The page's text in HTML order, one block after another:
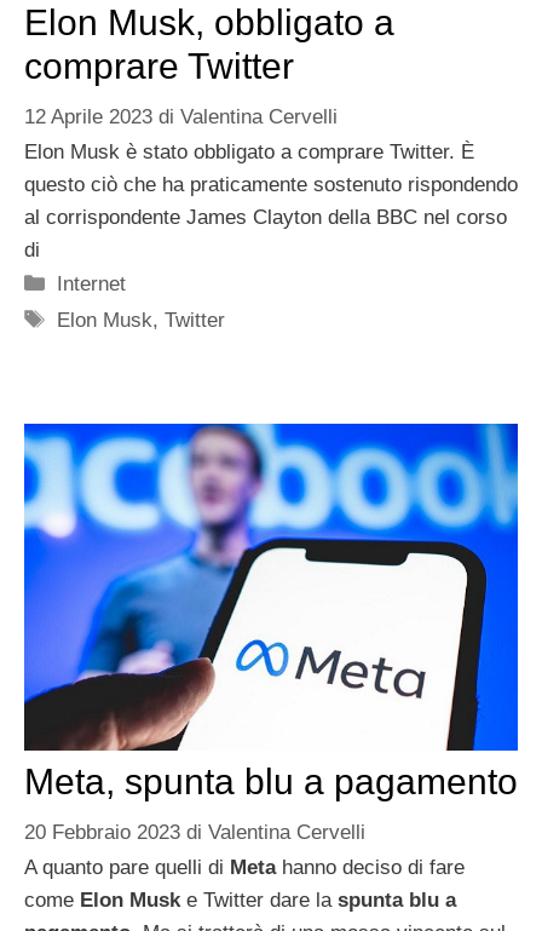
Elon Musk, obbligato a
comprare Twitter
12 Aprile 2023 di Valentina Cervelli
Elon Musk è stato obbligato a comprare Twitter. È
questo ciò che ha praticamente sostenuto rispondendo
al corrispondente James Clayton della BBC nel corso
di
Categorie
Internet
Tag
Elon Musk,Twitter
Meta, spunta blu a pagamento
20 Febbraio 2023 di Valentina Cervelli
A quanto pare quelli di Metahanno deciso di fare
come Elon Musk e Twitter dare la spunta blu a